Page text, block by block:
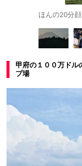
ほんの20分
甲府の１００万ドル
プ場